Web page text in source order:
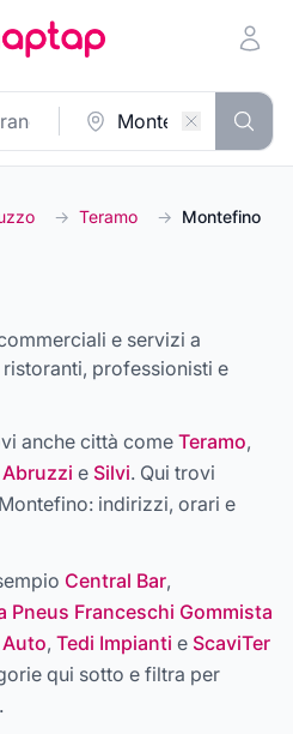
→ Teramo → Montefino
e servizi a
professionisti e
anche città come Teramo,
e Silvi. Qui trovi
Montefino: indirizzi, orari e
Central Bar,
Pneus Franceschi Gommista
, Tedi Impianti e ScaviTer
qui sotto e filtra per